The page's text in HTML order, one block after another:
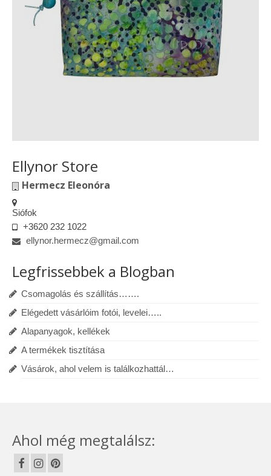
Ellynor Store
Hermecz Eleonóra
Siófok
+3620 232 1022
ellynor.hermecz@gmail.com
Legfrissebbek a Blogban
Csomagolás és szállítás…….
Elégedett vásárlóim fotói, levelei…..
Alapanyagok, kellékek
A termékek tisztítása
Vásárok, ahol velem is találkozhattál…
Ahol még megtalálsz: